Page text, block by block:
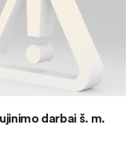
darbai š. m.